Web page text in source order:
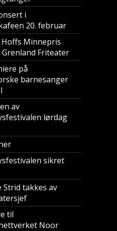
i
20. februar
Minnepris
Grenland Friteater
på
barnesanger
av
lørdag
sikret
Strid takkes av
til
Noor